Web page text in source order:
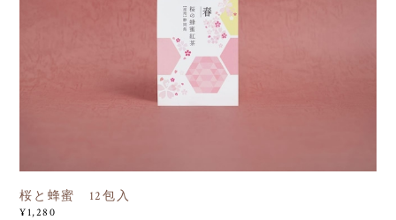
桜と蜂蜜 12包入
¥1,280